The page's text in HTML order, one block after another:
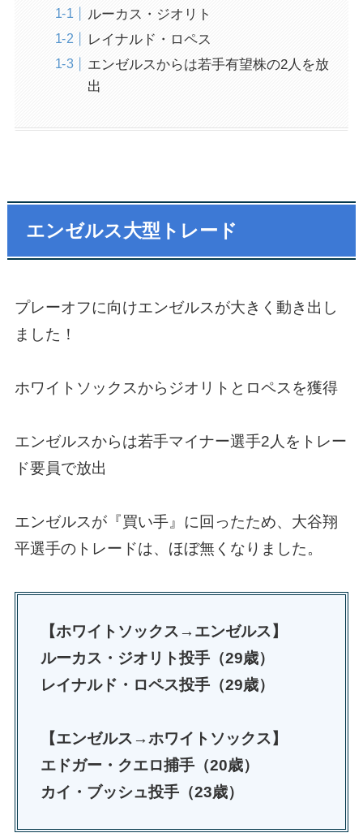
ルーカス・ジオリト
レイナルド・ロペス
エンゼルスからは若手有望株の2人を放
出
エンゼルス大型トレード
プレーオフに向けエンゼルスが大きく動き出し
ました！
ホワイトソックスからジオリトとロペスを獲得
エンゼルスからは若手マイナー選手2人をトレー
ド要員で放出
エンゼルスが『買い手』に回ったため、大谷翔
平選手のトレードは、ほぼ無くなりました。
【ホワイトソックス→エンゼルス】
ルーカス・ジオリト投手（29歳）
レイナルド・ロペス投手（29歳）
【エンゼルス→ホワイトソックス】
エドガー・クエロ捕手（20歳）
カイ・ブッシュ投手（23歳）